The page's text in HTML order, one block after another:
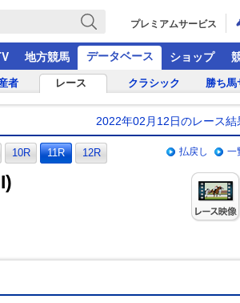
プレミアムサービス
地方競馬 データベース ショップ
者 レース クラシック 勝ち馬
2022年02月12日のレース結
10R 11R 12R 一
払戻し